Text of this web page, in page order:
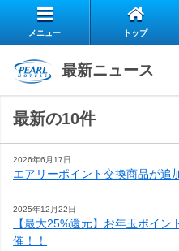
リ
ー
ラ
慢
の
朝
食
ス
タ
ッ
フ
お
客
様
よ
く
お
閉じる
メニュー トップ
最新ニュース
最新の10件
2026年6月17日
エアリーポイント交換商品が追
2025年12月22日
【最大25%還元】お年玉ポイン
催！！